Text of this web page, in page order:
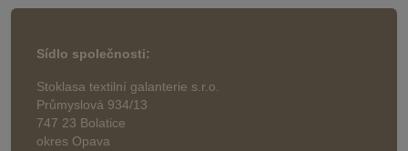
Sídlo společnosti:
Stoklasa textilní galanterie s.r.o.
Průmyslová 934/13
747 23 Bolatice
okres Opava